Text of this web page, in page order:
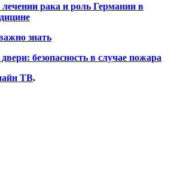
рака и роль Германии в
знать
безопасность в случае пожара
ТВ.